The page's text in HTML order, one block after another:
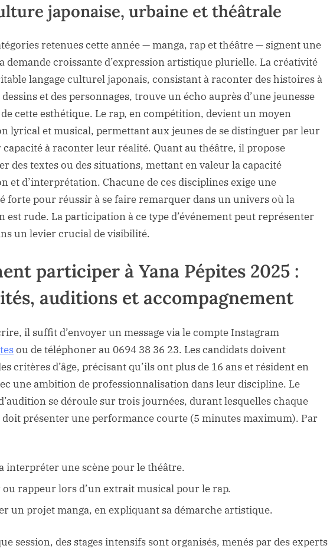
japonaise, urbaine et théâtrale
retenues cette année — manga, rap et théâtre — signent une
demande croissante d’expression artistique plurielle. La créativité
langage culturel japonais, consistant à raconter des histoires à
et des personnages, trouve un écho auprès d’une jeunesse
cette esthétique. Le rap, en compétition, devient un moyen
lyrical et musical, permettant aux jeunes de se distinguer par leur
à raconter leur réalité. Quant au théâtre, il propose
des textes ou des situations, mettant en valeur la capacité
et d’interprétation. Chacune de ces disciplines exige une
forte pour réussir à se faire remarquer dans un univers où la
est rude. La participation à ce type d’événement peut représenter
un levier crucial de visibilité.
participer à Yana Pépites 2025 :
auditions et accompagnement
il suffit d’envoyer un message via le compte Instagram
ou de téléphoner au 0694 38 36 23. Les candidats doivent
critères d’âge, précisant qu’ils ont plus de 16 ans et résident en
une ambition de professionnalisation dans leur discipline. Le
se déroule sur trois journées, durant lesquelles chaque
présenter une performance courte (5 minutes maximum). Par
interpréter une scène pour le théâtre.
ou rappeur lors d’un extrait musical pour le rap.
un projet manga, en expliquant sa démarche artistique.
session, des stages intensifs sont organisés, menés par des experts